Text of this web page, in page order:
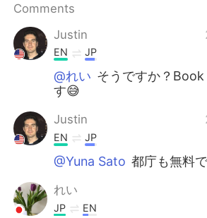
Português
Comments
Justin
EN JP
@れい そうですか？
す😅
Justin
EN JP
@Yuna Sato 都庁も無料
れい
JP EN